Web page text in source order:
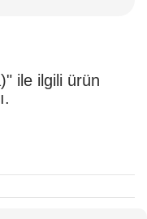
ile ilgili ürün